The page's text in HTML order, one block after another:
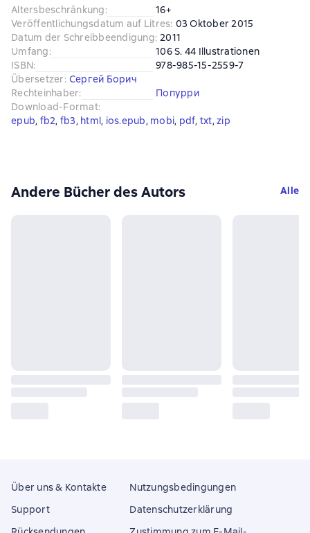
Altersbeschränkung:
16+
Veröffentlichungsdatum auf Litres: 03 Oktober 2015
Datum der Schreibbeendigung: 2011
Umfang:
106 S. 44 Illustrationen
ISBN:
978-985-15-2559-7
Übersetzer: Сергей Борич
Rechteinhaber:
Попурри
Download-Format:
epub, fb2, fb3, html, ios.epub, mobi, pdf, txt, zip
Andere Bücher des Autors Alle
Über uns & Kontakte
Support
Nutzungsbedingungen
Datenschutzerklärung